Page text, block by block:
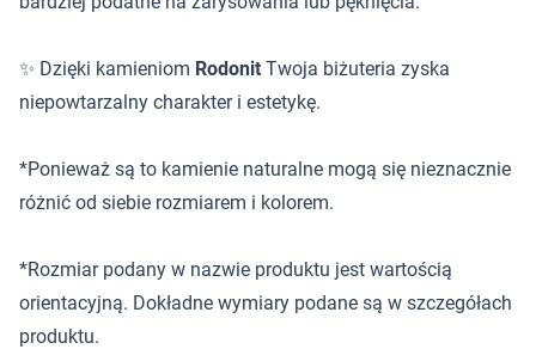
✨ Dzięki kamieniom Rodonit Twoja biżuteria zyska
niepowtarzalny charakter i estetykę.
*Ponieważ są to kamienie naturalne mogą się nieznacznie
różnić od siebie rozmiarem i kolorem.
*Rozmiar podany w nazwie produktu jest wartością
orientacyjną. Dokładne wymiary podane są w szczegółach
produktu.